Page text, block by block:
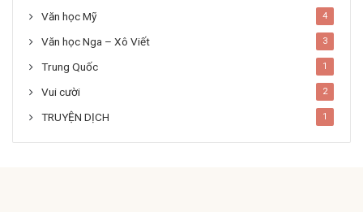
Văn học Mỹ 4
Văn học Nga – Xô Viết 3
Trung Quốc 1
Vui cười 2
TRUYỆN DỊCH 1